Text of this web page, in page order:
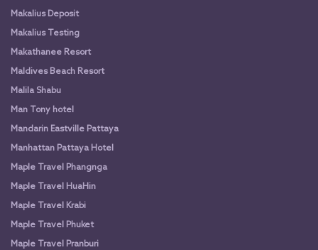
Makalius Deposit
Makalius Testing
Makathanee Resort
Maldives Beach Resort
Malila Shabu
Man Tony hotel
Mandarin Eastville Pattaya
Manhattan Pattaya Hotel
Maple Travel Phangnga
Maple Travel HuaHin
Maple Travel Krabi
Maple Travel Phuket
Maple Travel Pranburi